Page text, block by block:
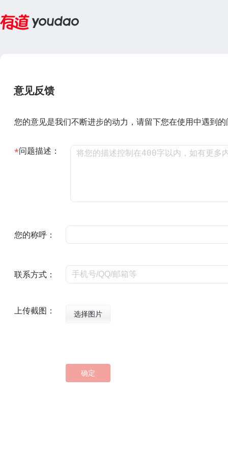
意见反馈
您的意见是我们不断进步的动力，请留下您在使用中遇到
问题描述：
您的称呼：
联系方式：
上传截图： 选择图片
确定